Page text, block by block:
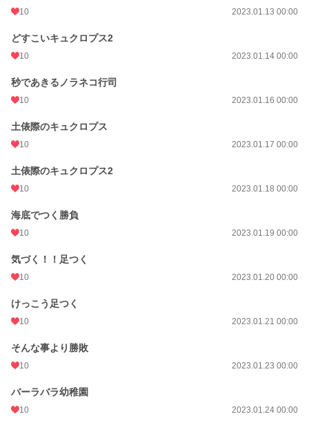
10 2023.01.13 00:00
どすこいキュクロプス2
10 2023.01.14 00:00
秒であきるノラネコ行司
10 2023.01.16 00:00
土俵際のキュクロプス
10 2023.01.17 00:00
土俵際のキュクロプス2
10 2023.01.18 00:00
海底でつく勝負
10 2023.01.19 00:00
気づく！！足つく
10 2023.01.20 00:00
けっこう足つく
10 2023.01.21 00:00
そんな事より勝敗
10 2023.01.23 00:00
バーラバラ幼稚園
10 2023.01.24 00:00